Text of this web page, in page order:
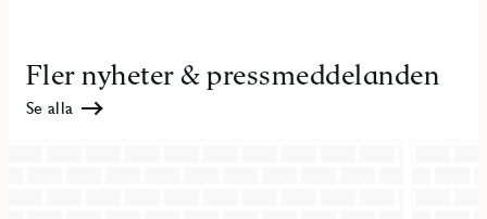
Fler nyheter & pressmeddelanden
Se alla